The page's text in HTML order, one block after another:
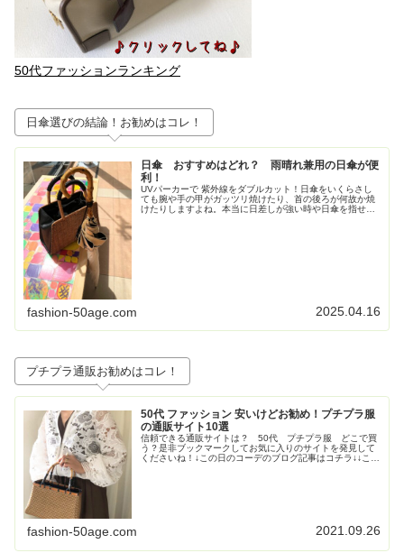
50代ファッションランキング
日傘選びの結論！お勧めはコレ！
日傘 おすすめはどれ？ 雨晴れ兼用の日傘が便
利！
UVパーカーで 紫外線をダブルカット！日傘をいくらさし
ても腕や手の甲がガッツリ焼けたり、首の後ろが何故か焼
けたりしますよね。本当に日差しが強い時や日傘を指せな
fashion-50age.com 2025.04.16
プチプラ通販お勧めはコレ！
50代 ファッション 安いけどお勧め！プチプラ服
の通販サイト10選
信頼できる通販サイトは？ 50代 プチプラ服 どこで買
う？是非ブックマークしてお気に入りのサイトを発見して
くださいね！↓この日のコーデのブログ記事はコチラ↓↓この
fashion-50age.com 2021.09.26